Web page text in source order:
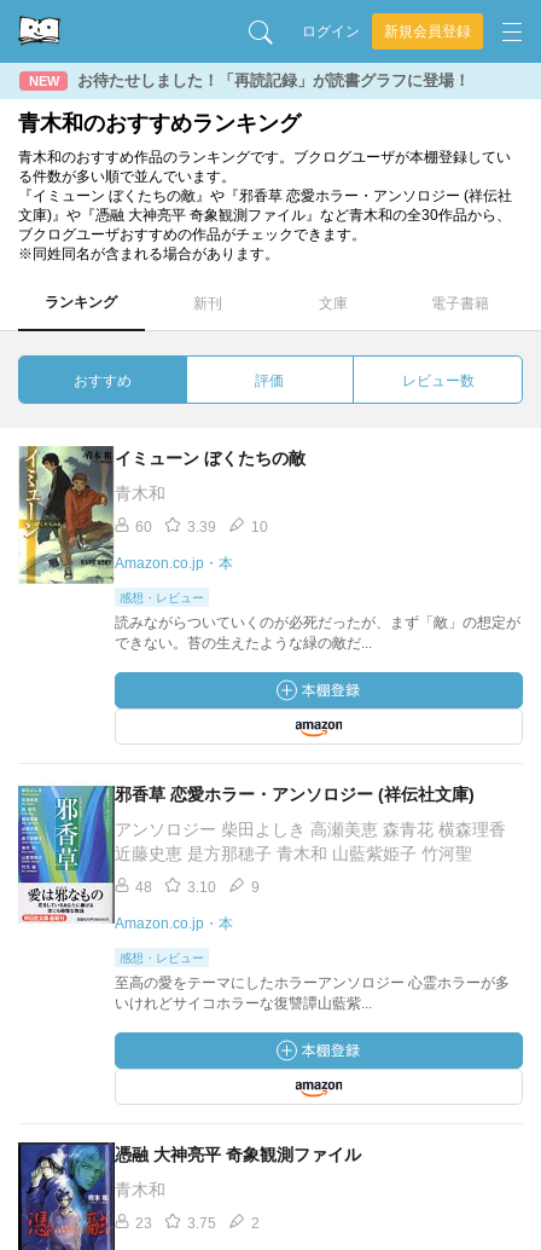
ログイン 新規会員登録
NEW お待たせしました！「再読記録」が読書グラフに登場！
青木和のおすすめランキング
青木和のおすすめ作品のランキングです。ブクログユーザが本棚登録してい
る件数が多い順で並んでいます。
『イミューン ぼくたちの敵』や『邪香草 恋愛ホラー・アンソロジー (祥伝社
文庫)』や『憑融 大神亮平 奇象観測ファイル』など青木和の全30作品から、
ブクログユーザおすすめの作品がチェックできます。
※同姓同名が含まれる場合があります。
ランキング 新刊 文庫 電子書籍
おすすめ 評価 レビュー数
イミューン ぼくたちの敵
青木和
60 3.39 10
Amazon.co.jp・本
感想・レビュー
読みながらついていくのが必死だったが、まず「敵」の想定が
できない。苔の生えたような緑の敵だ...
邪香草 恋愛ホラー・アンソロジー (祥伝社文庫)
アンソロジー 柴田よしき 高瀬美恵 森青花 横森理香
近藤史恵 是方那穂子 青木和 山藍紫姫子 竹河聖
48 3.10 9
Amazon.co.jp・本
感想・レビュー
至高の愛をテーマにしたホラーアンソロジー 心霊ホラーが多
いけれどサイコホラーな復讐譚山藍紫...
憑融 大神亮平 奇象観測ファイル
青木和
23 3.75 2